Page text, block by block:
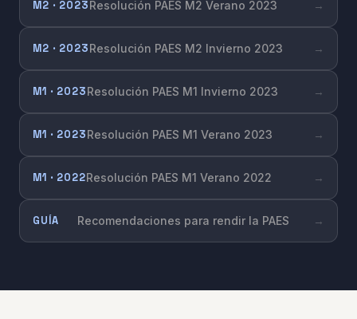
M2 · 2023Resolución PAES M2 Verano 2023 →
M2 · 2023Resolución PAES M2 Invierno 2023 →
M1 · 2023Resolución PAES M1 Invierno 2023 →
M1 · 2023Resolución PAES M1 Verano 2023 →
M1 · 2022Resolución PAES M1 Verano 2022 →
GUÍA Recomendaciones para rendir la PAES →